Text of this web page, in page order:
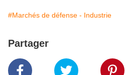
#Marchés de défense - Industrie
Partager